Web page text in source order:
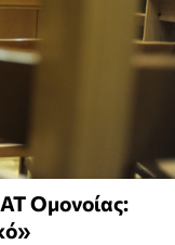
Ομονοίας: